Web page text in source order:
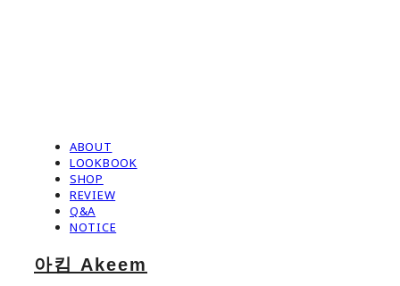
ABOUT
LOOKBOOK
SHOP
REVIEW
Q&A
NOTICE
아킴 Akeem